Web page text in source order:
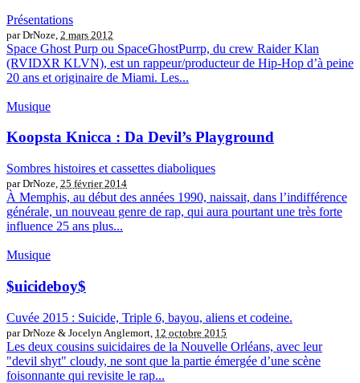
Présentations
par DrNoze, 2 mars 2012
Space Ghost Purp ou SpaceGhostPurrp, du crew Raider Klan
(RVIDXR KLVN), est un rappeur/producteur de Hip-Hop d’à peine
20 ans et originaire de Miami. Les...
Musique
Koopsta Knicca : Da Devil’s Playground
Sombres histoires et cassettes diaboliques
par DrNoze, 25 février 2014
À Memphis, au début des années 1990, naissait, dans l’indifférence
générale, un nouveau genre de rap, qui aura pourtant une très forte
influence 25 ans plus...
Musique
$uicideboy$
Cuvée 2015 : Suicide, Triple 6, bayou, aliens et codeine.
par DrNoze & Jocelyn Anglemort, 12 octobre 2015
Les deux cousins suicidaires de la Nouvelle Orléans, avec leur
"devil shyt" cloudy, ne sont que la partie émergée d’une scène
foisonnante qui revisite le rap...